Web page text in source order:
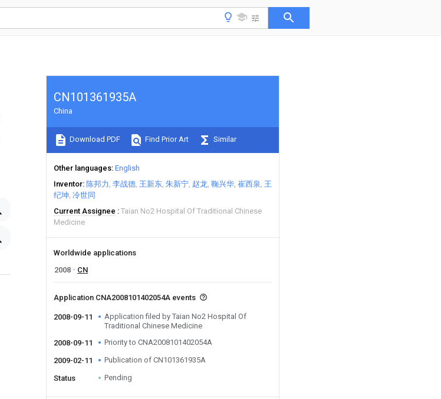
CN101361935A
China
Download PDF Find Prior Art Similar
Other languages English
Inventor 陈邦力 李战德 王新东 朱新宁 赵龙 鞠兴华 崔西泉 王
纪坤 冷世同
Current Assignee
Taian No2 Hospital Of Traditional Chinese
Medicine
Worldwide applications
2008
CN
Application CNA2008101402054A events
2008-09-11
Application filed by Taian No2 Hospital Of
Traditional Chinese Medicine
2008-09-11
Priority to CNA2008101402054A
2009-02-11 Publication of CN101361935A
Status Pending